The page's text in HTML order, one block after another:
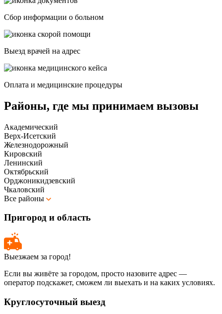
Сбор информации о больном
Выезд врачей на адрес
Оплата и медицинские процедуры
Районы, где мы принимаем вызовы
Академический
Верх-Исетский
Железнодорожный
Кировский
Ленинский
Октябрьский
Орджоникидзевский
Чкаловский
Все районы
Пригород и область
Выезжаем за город!
Если вы живёте за городом, просто назовите адрес —
оператор подскажет, сможем ли выехать и на каких условиях.
Круглосуточный выезд